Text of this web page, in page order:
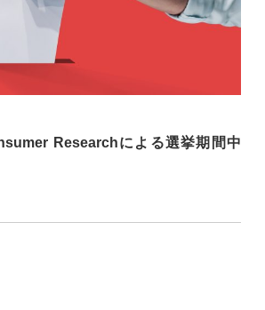
Researchによる選挙期間中